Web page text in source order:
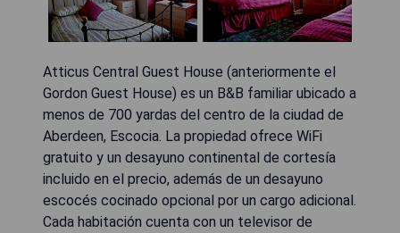
Atticus Central Guest House (anteriormente el
Gordon Guest House) es un B&B familiar ubicado a
menos de 700 yardas del centro de la ciudad de
Aberdeen, Escocia. La propiedad ofrece WiFi
gratuito y un desayuno continental de cortesía
incluido en el precio, además de un desayuno
escocés cocinado opcional por un cargo adicional.
Cada habitación cuenta con un televisor de